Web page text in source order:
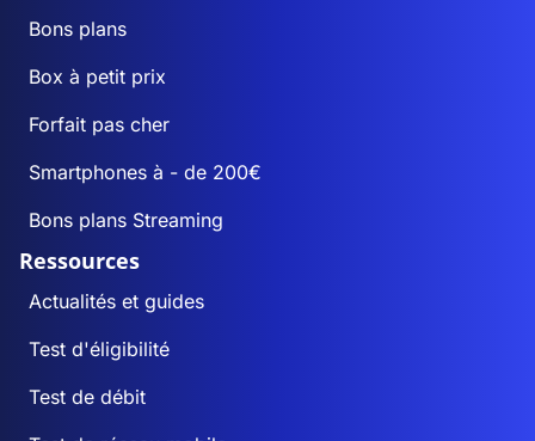
Bons plans
Box à petit prix
Forfait pas cher
Smartphones à - de 200€
Bons plans Streaming
Ressources
Actualités et guides
Test d'éligibilité
Test de débit